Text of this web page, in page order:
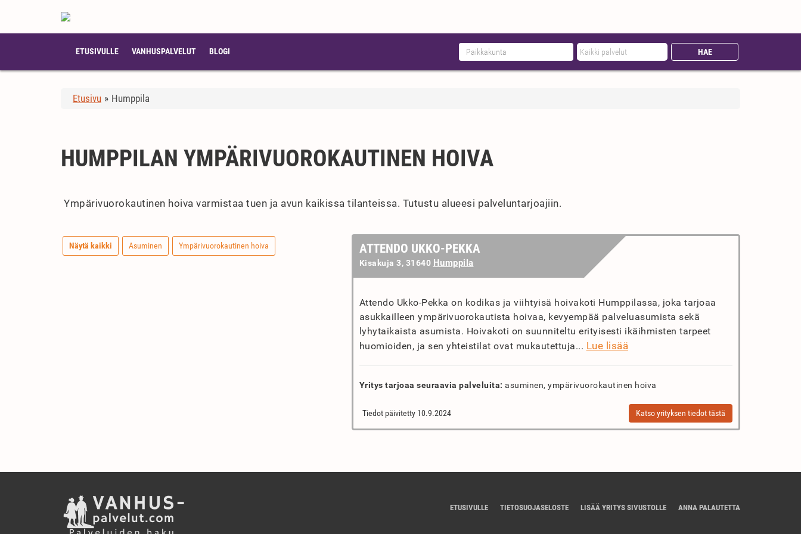
ETUSIVULLE VANHUSPALVELUT BLOGI
Etusivu » Humppila
HUMPPILAN YMPÄRIVUOROKAUTINEN HOIVA
Ympärivuorokautinen hoiva varmistaa tuen ja avun kaikissa tilanteissa. Tutustu alueesi palveluntarjoajiin.
Näytä kaikki Asuminen Ympärivuorokautinen hoiva ATTENDO UKKO-PEKKA
Kisakuja 3, 31640 Humppila
Attendo Ukko-Pekka on kodikas ja viihtyisä hoivakoti Humppilassa, joka tarjoaa
asukkailleen ympärivuorokautista hoivaa, kevyempää palveluasumista sekä
lyhytaikaista asumista. Hoivakoti on suunniteltu erityisesti ikäihmisten tarpeet
huomioiden, ja sen yhteistilat ovat mukautettuja... Lue lisää
Yritys tarjoaa seuraavia palveluita: asuminen, ympärivuorokautinen hoiva
Tiedot päivitetty 10.9.2024 Katso yrityksen tiedot tästä
ETUSIVULLE TIETOSUOJASELOSTE LISÄÄ YRITYS SIVUSTOLLE ANNA PALAUTETTA